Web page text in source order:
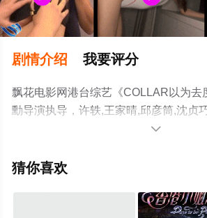
剧情介绍 我要评分
飘花电影网港台综艺《COLLAR以为去
勳导演执导，许轶,王家晴,邱彦筒,沈贞
雅琳等演员精彩演绎的香港综艺，大结
花影院，更多相关信息可移步至豆瓣综

猜你喜欢